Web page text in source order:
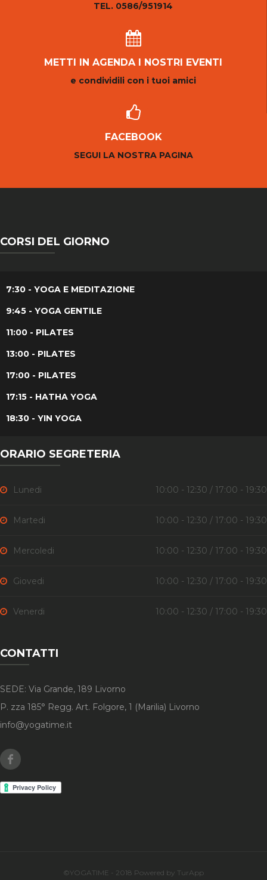
TEL. 0586/951914
METTI IN AGENDA I NOSTRI EVENTI
e condividili con i tuoi amici
FACEBOOK
SEGUI LA NOSTRA PAGINA
CORSI DEL GIORNO
7:30 - YOGA E MEDITAZIONE
9:45 - YOGA GENTILE
11:00 - PILATES
13:00 - PILATES
17:00 - PILATES
17:15 - HATHA YOGA
18:30 - YIN YOGA
ORARIO SEGRETERIA
Lunedi 10:00 - 12:30 / 17:00 - 19:30
Martedi 10:00 - 12:30 / 17:00 - 19:30
Mercoledi 10:00 - 12:30 / 17:00 - 19:30
Giovedi 10:00 - 12:30 / 17:00 - 19:30
Venerdi 10:00 - 12:30 / 17:00 - 19:30
CONTATTI
SEDE: Via Grande, 189 Livorno
P. zza 185° Regg. Art. Folgore, 1 (Marilia) Livorno
info@yogatime.it
©YOGATIME - 2018 Powered by TurApp